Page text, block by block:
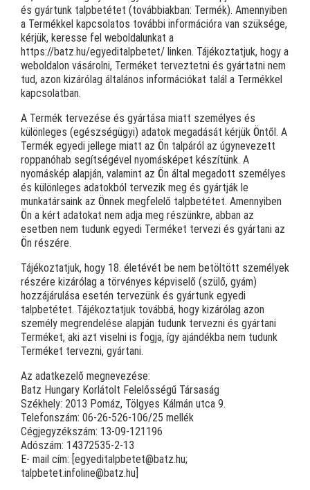
és gyártunk talpbetétet (továbbiakban: Termék). Amennyiben
a Termékkel kapcsolatos további információra van szüksége,
kérjük, keresse fel weboldalunkat a
https://batz.hu/egyeditalpbetet/ linken. Tájékoztatjuk, hogy a
weboldalon vásárolni, Terméket terveztetni és gyártatni nem
tud, azon kizárólag általános információkat talál a Termékkel
kapcsolatban.
A Termék tervezése és gyártása miatt személyes és
különleges (egészségügyi) adatok megadását kérjük Öntől. A
Termék egyedi jellege miatt az Ön talpáról az úgynevezett
roppanóhab segítségével nyomásképet készítünk. A
nyomáskép alapján, valamint az Ön által megadott személyes
és különleges adatokból tervezik meg és gyártják le
munkatársaink az Önnek megfelelő talpbetétet. Amennyiben
Ön a kért adatokat nem adja meg részünkre, abban az
esetben nem tudunk egyedi Terméket tervezi és gyártani az
Ön részére.
Tájékoztatjuk, hogy 18. életévét be nem betöltött személyek
részére kizárólag a törvényes képviselő (szülő, gyám)
hozzájárulása esetén tervezünk és gyártunk egyedi
talpbetétet. Tájékoztatjuk továbbá, hogy kizárólag azon
személy megrendelése alapján tudunk tervezni és gyártani
Terméket, aki azt viselni is fogja, így ajándékba nem tudunk
Terméket tervezni, gyártani.
Az adatkezelő megnevezése:
Batz Hungary Korlátolt Felelősségű Társaság
Székhely: 2013 Pomáz, Tölgyes Kálmán utca 9.
Telefonszám: 06-26-526-106/25 mellék
Cégjegyzékszám: 13-09-121196
Adószám: 14372535-2-13
E- mail cím: [egyeditalpbetet@batz.hu;
talpbetet.infoline@batz.hu]